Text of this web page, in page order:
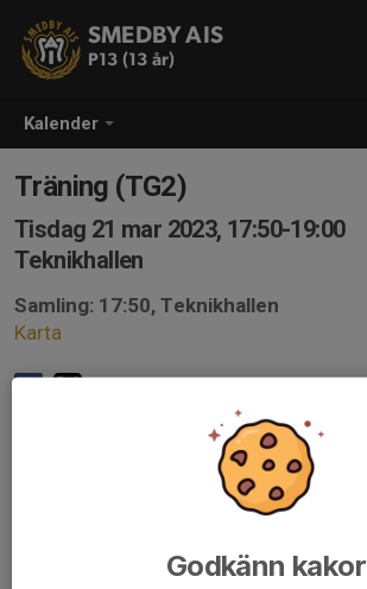
Kalender
SMEDBY AIS
P13 (13 år)
Träning (TG2)
Tisdag 21 mar 2023, 17:50-19:00
Teknikhallen
Samling: 17:50, Teknikhallen
Karta
Godkänn kakor